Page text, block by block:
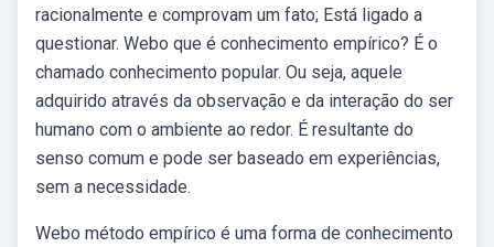
racionalmente e comprovam um fato; Está ligado a
questionar. Webo que é conhecimento empírico? É o
chamado conhecimento popular. Ou seja, aquele
adquirido através da observação e da interação do ser
humano com o ambiente ao redor. É resultante do
senso comum e pode ser baseado em experiências,
sem a necessidade.
Webo método empírico é uma forma de conhecimento